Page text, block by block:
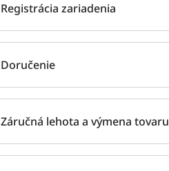
Registrácia zariadenia
Doručenie
Záručná lehota a výmena tovaru